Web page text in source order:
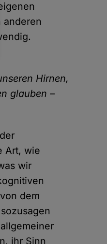
anderen
Hirnen,
glauben –
Art, wie
wir
dem
ihr Sinn